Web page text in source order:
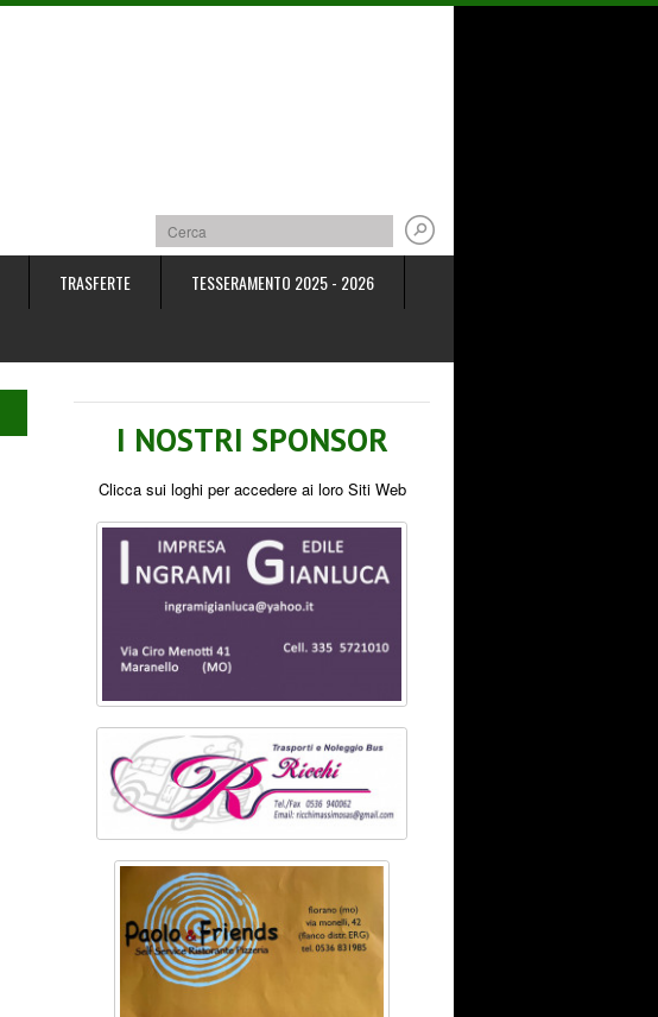
TRASFERTE TESSERAMENTO 2025 - 2026
I NOSTRI SPONSOR
Clicca sui loghi per accedere ai loro Siti Web